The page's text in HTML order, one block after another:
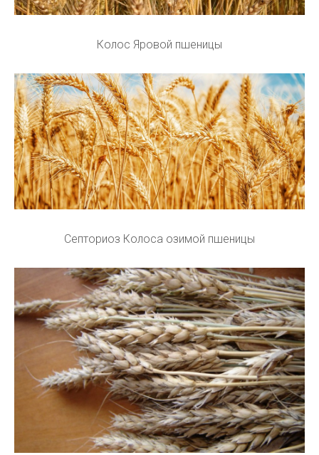
Колос Яровой пшеницы
Септориоз Колоса озимой пшеницы